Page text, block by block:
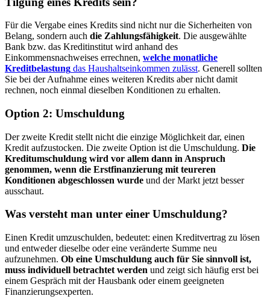
Für die Vergabe eines Kredits sind nicht nur die Sicherheiten von
Belang, sondern auch die Zahlungsfähigkeit. Die ausgewählte
Bank bzw. das Kreditinstitut wird anhand des
Einkommensnachweises errechnen, welche monatliche
Kreditbelastung das Haushaltseinkommen zulässt. Generell sollten
Sie bei der Aufnahme eines weiteren Kredits aber nicht damit
rechnen, noch einmal dieselben Konditionen zu erhalten.
Option 2: Umschuldung
Der zweite Kredit stellt nicht die einzige Möglichkeit dar, einen
Kredit aufzustocken. Die zweite Option ist die Umschuldung. Die
Kreditumschuldung wird vor allem dann in Anspruch
genommen, wenn die Erstfinanzierung mit teureren
Konditionen abgeschlossen wurde und der Markt jetzt besser
ausschaut.
Was versteht man unter einer Umschuldung?
Einen Kredit umzuschulden, bedeutet: einen Kreditvertrag zu lösen
und entweder dieselbe oder eine veränderte Summe neu
aufzunehmen. Ob eine Umschuldung auch für Sie sinnvoll ist,
muss individuell betrachtet werden und zeigt sich häufig erst bei
einem Gespräch mit der Hausbank oder einem geeigneten
Finanzierungsexperten.